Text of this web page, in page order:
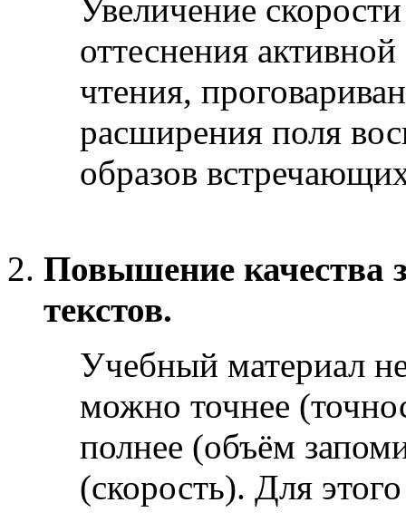
Увеличение
оттеснения
чтения,
расширения поля
образов
Повышение качества
текстов.
Учебный материал
можно точнее
полнее (объём
(скорость). Для